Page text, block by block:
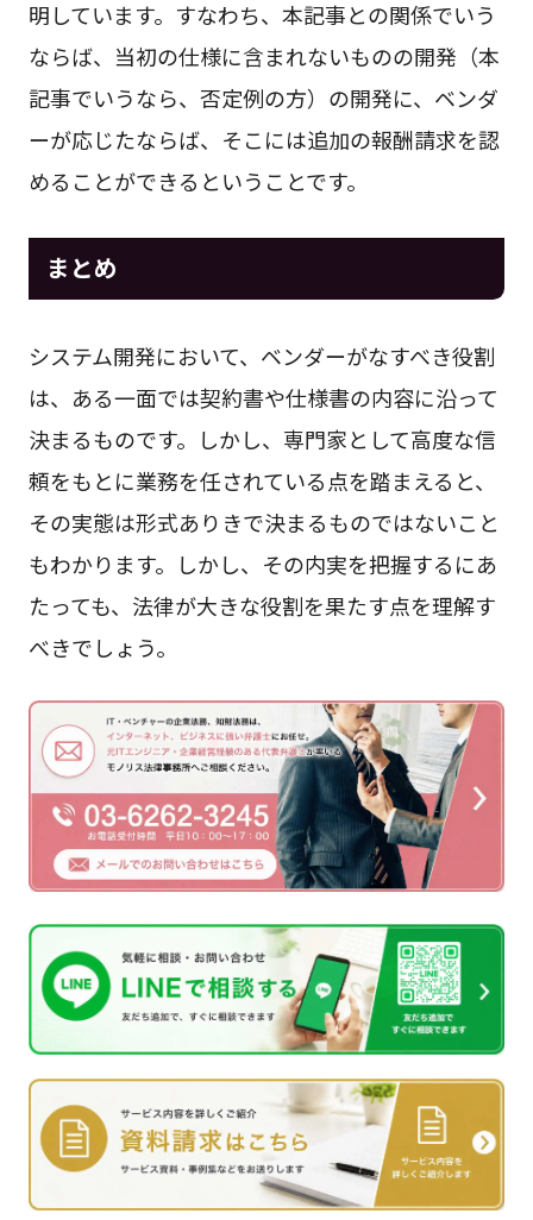
明しています。すなわち、本記事との関係でいう
ならば、当初の仕様に含まれないものの開発（本
記事でいうなら、否定例の方）の開発に、ベンダ
ーが応じたならば、そこには追加の報酬請求を認
めることができるということです。
まとめ
システム開発において、ベンダーがなすべき役割
は、ある一面では契約書や仕様書の内容に沿って
決まるものです。しかし、専門家として高度な信
頼をもとに業務を任されている点を踏まえると、
その実態は形式ありきで決まるものではないこと
もわかります。しかし、その内実を把握するにあ
たっても、法律が大きな役割を果たす点を理解す
べきでしょう。